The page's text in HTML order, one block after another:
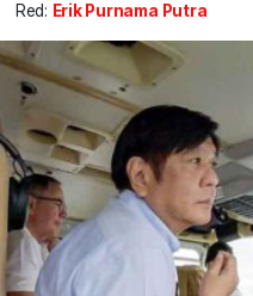
Red: Erik Purnama Putra